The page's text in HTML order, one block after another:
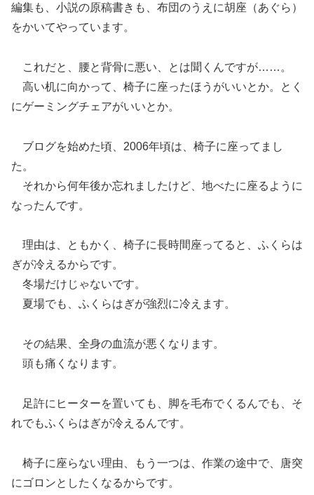
編集も、小説の原稿書きも、布団のうえに胡座（あぐら）
をかいてやっています。
これだと、腰と背骨に悪い、とは聞くんですが……。
高い机に向かって、椅子に座ったほうがいいとか。とく
にゲーミングチェアがいいとか。
ブログを始めた頃、2006年頃は、椅子に座ってまし
た。
それから何年後か忘れましたけど、地べたに座るように
なったんです。
理由は、ともかく、椅子に長時間座ってると、ふくらは
ぎが冷えるからです。
冬場だけじゃないです。
夏場でも、ふくらはぎが強烈に冷えます。
その結果、全身の血流が悪くなります。
頭も痛くなります。
足許にヒーターを置いても、脚を毛布でくるんでも、そ
れでもふくらはぎが冷えるんです。
椅子に座らない理由、もう一つは、作業の途中で、唐突
にゴロンとしたくなるからです。